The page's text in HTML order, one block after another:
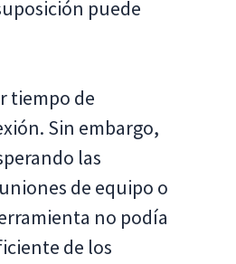
puede
tiempo de
Sin embargo,
las
de equipo o
no podía
de los